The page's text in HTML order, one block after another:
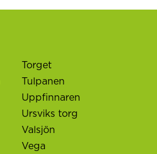
Torget
Tulpanen
Uppfinnaren
Ursviks torg
Valsjön
Vega